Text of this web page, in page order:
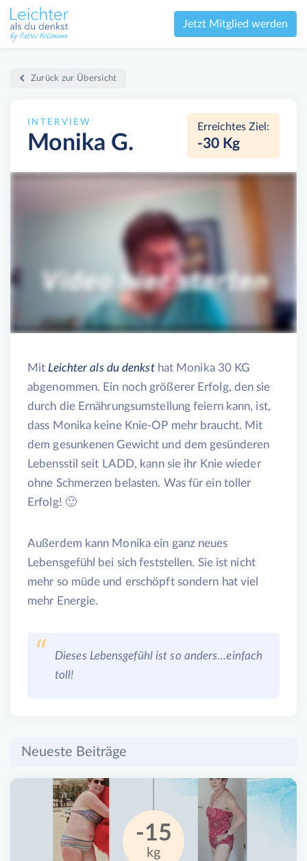
Jetzt Mitglied werden
Zurück zur Übersicht
INTERVIEW
Monika G.
Erreichtes Ziel:
-30 Kg
Monika G.
Mit Leichter als du denkst hat Monika 30 KG
abgenommen. Ein noch größerer Erfolg, den sie
durch die Ernährungsumstellung feiern kann, ist,
dass Monika keine Knie-OP mehr braucht. Mit
dem gesunkenen Gewicht und dem gesünderen
Lebensstil seit LADD, kann sie ihr Knie wieder
ohne Schmerzen belasten. Was für ein toller
Erfolg! 🙂
Außerdem kann Monika ein ganz neues
Lebensgefühl bei sich feststellen. Sie ist nicht
mehr so müde und erschöpft sondern hat viel
mehr Energie.
Dieses Lebensgefühl ist so anders…einfach
toll!
Neueste Beiträge
-15
kg